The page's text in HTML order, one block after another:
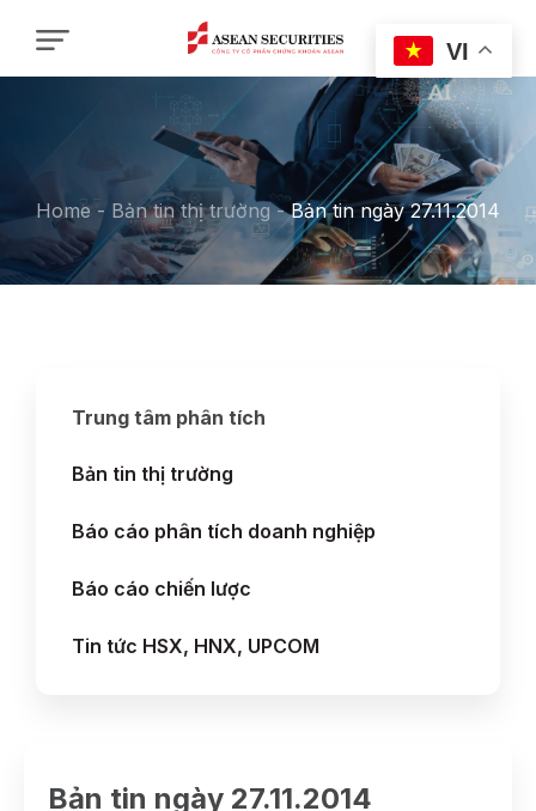
Home - Bản tin thị trường-Bản tin ngày 27.11.2014
Trung tâm phân tích
Bản tin thị trường
Báo cáo phân tích doanh nghiệp
Báo cáo chiến lược
Tin tức HSX, HNX, UPCOM
Bản tin ngày 27.11.2014
VI